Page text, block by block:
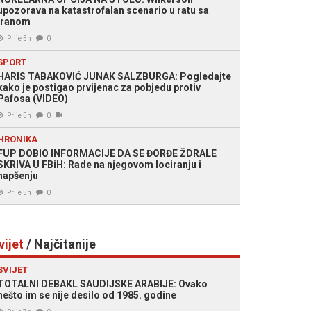
na katastrofalan scenario u ratu sa
Prije 5h 0
TABAKOVIĆ JUNAK SALZBURGA: Pogledajte
je postigao prvijenac za pobjedu protiv
(VIDEO)
Prije 5h 0
DOBIO INFORMACIJE DA SE ĐORĐE ŽDRALE
U FBiH: Rade na njegovom lociranju i
Prije 5h 0
/ Najčitanije
DEBAKL SAUDIJSKE ARABIJE: Ovako
im se nije desilo od 1985. godine